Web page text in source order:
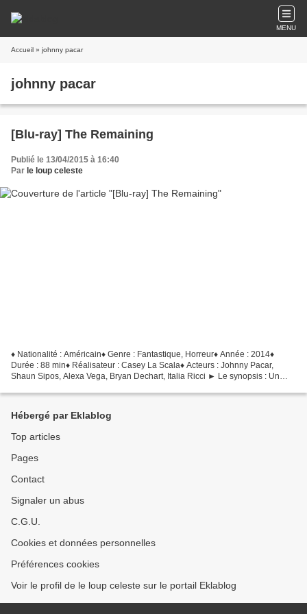
MENU
Accueil » johnny pacar
johnny pacar
[Blu-ray] The Remaining
Publié le 13/04/2015 à 16:40
Par le loup celeste
♦ Nationalité : Américain♦ Genre : Fantastique, Horreur♦ Année : 2014♦
Durée : 88 min♦ Réalisateur : Casey La Scala♦ Acteurs : Johnny Pacar,
Shaun Sipos, Alexa Vega, Bryan Dechart, Italia Ricci ► Le synopsis : Un
Hébergé par Eklablog
Top articles
Pages
Contact
Signaler un abus
C.G.U.
Cookies et données personnelles
Préférences cookies
Voir le profil de le loup celeste sur le portail Eklablog